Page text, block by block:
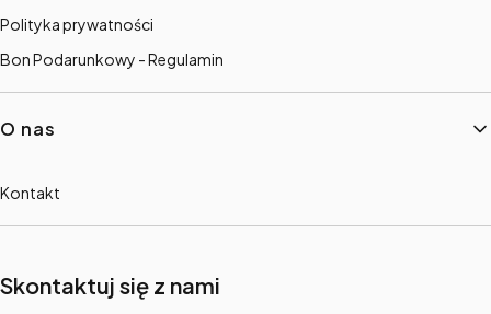
Polityka prywatności
Bon Podarunkowy - Regulamin
O nas
Kontakt
Skontaktuj się z nami